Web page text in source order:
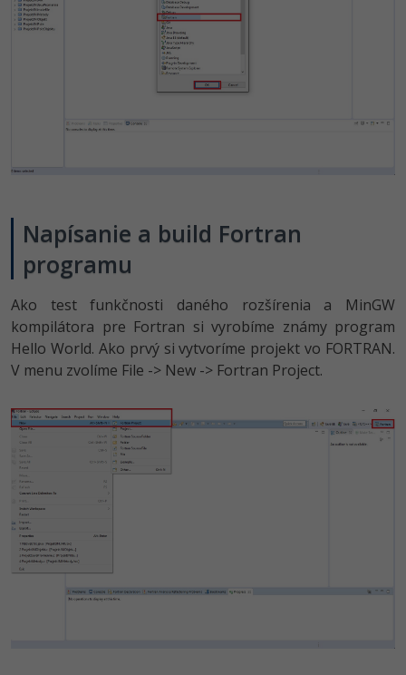
Napísanie a build Fortran
programu
Ako test funkčnosti daného rozšírenia a MinGW
kompilátora pre Fortran si vyrobíme známy program
Hello World. Ako prvý si vytvoríme projekt vo FORTRAN.
V menu zvolíme File -> New -> Fortran Project.